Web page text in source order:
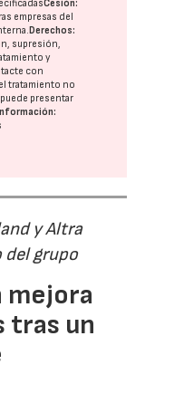
Cesión:
empresas del
Derechos:
supresión,
y
con
tratamiento no
presentar
y Altra
grupo
mejora
tras un